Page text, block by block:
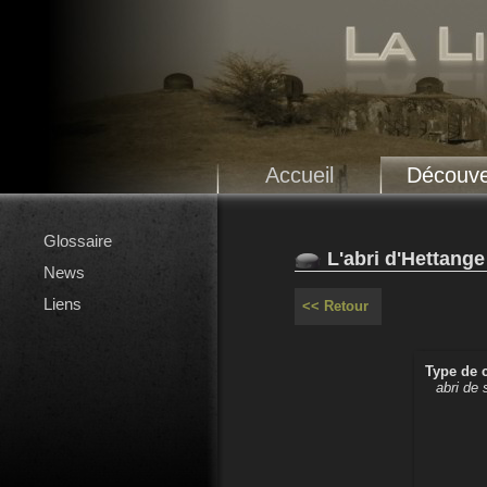
Accueil
Glossaire
News
Liens
L'abri d'Hettange
<< Retour
Type de
abri de